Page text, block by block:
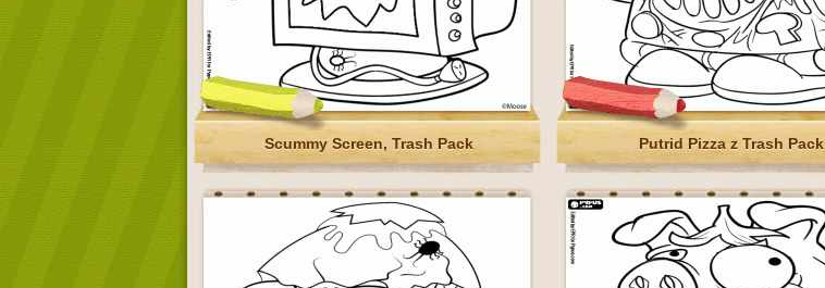
Scummy Screen, Trash Pack Putrid Pizza z Trash Pack